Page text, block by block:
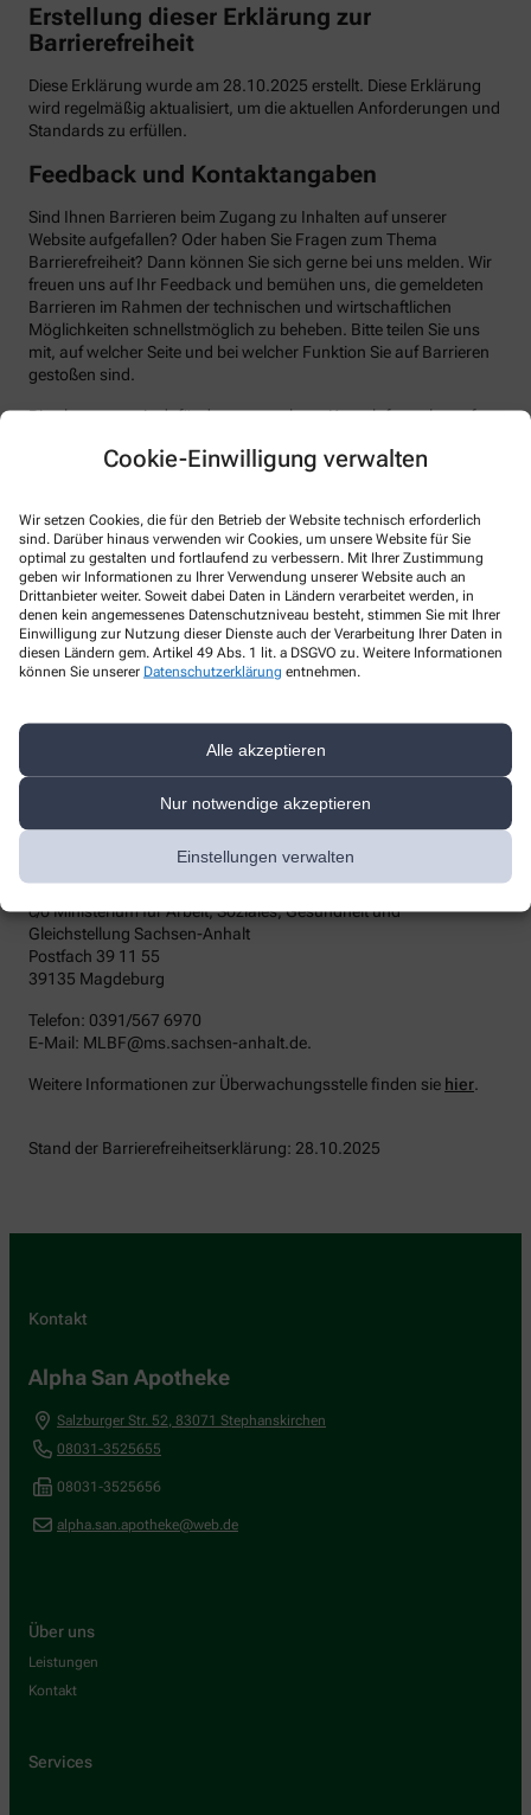
Cookie-Einwilligung verwalten
Wir setzen Cookies, die für den Betrieb der Website technisch erforderlich
sind. Darüber hinaus verwenden wir Cookies, um unsere Website für Sie
optimal zu gestalten und fortlaufend zu verbessern. Mit Ihrer Zustimmung
geben wir Informationen zu Ihrer Verwendung unserer Website auch an
Drittanbieter weiter. Soweit dabei Daten in Ländern verarbeitet werden, in
denen kein angemessenes Datenschutzniveau besteht, stimmen Sie mit Ihrer
Einwilligung zur Nutzung dieser Dienste auch der Verarbeitung Ihrer Daten in
diesen Ländern gem. Artikel 49 Abs. 1 lit. a DSGVO zu. Weitere Informationen
können Sie unserer Datenschutzerklärung entnehmen.
Alle akzeptieren
Nur notwendige akzeptieren
Einstellungen verwalten
Erstellung dieser Erklärung zur
Barrierefreiheit
Diese Erklärung wurde am 28.10.2025 erstellt. Diese Erklärung
wird regelmäßig aktualisiert, um die aktuellen Anforderungen und
Standards zu erfüllen.
Feedback und Kontaktangaben
Sind Ihnen Barrieren beim Zugang zu Inhalten auf unserer
Website aufgefallen? Oder haben Sie Fragen zum Thema
Barrierefreiheit? Dann können Sie sich gerne bei uns melden. Wir
freuen uns auf Ihr Feedback und bemühen uns, die gemeldeten
Barrieren im Rahmen der technischen und wirtschaftlichen
Möglichkeiten schnellstmöglich zu beheben. Bitte teilen Sie uns
mit, auf welcher Seite und bei welcher Funktion Sie auf Barrieren
gestoßen sind.
Bitte benutzen sie dafür das vorgesehene Kontaktformular auf
von Ihnen gefundenen Barrieren melden:
Telefon: 08031-3525655
Telefax: 08031-3525656
Postanschrift: Salzburger Str. 52 83071 Stephanskirchen
Durchsetzungsverfahren und
Marktüberwachungsbehörde
die zuständige Durchsetzungsstelle wenden. Die
Durchsetzungsstelle unterstützt Sie dabei, ihre Rechte geltend zu
machen. Sie können sich auch an die
MLBF - Marktüberwachungsstelle der Länder für die
Barrierefreiheit von Produkten und Dienstleistungen
c/o Ministerium für Arbeit, Soziales, Gesundheit und
Gleichstellung Sachsen-Anhalt
Postfach 39 11 55
39135 Magdeburg
Telefon: 0391/567 6970
E-​Mail: MLBF@ms.sachsen-​anhalt.de.
Weitere Informationen zur Überwachungsstelle finden sie hier
Stand der Barrierefreiheitserklärung: 28.10.2025
Kontakt
Alpha San Apotheke
Salzburger Str. 52 83071 Stephanskirchen
08031-3525655
08031-3525656
alpha.san.apotheke@web.de
Über uns
Leistungen
Kontakt
Services